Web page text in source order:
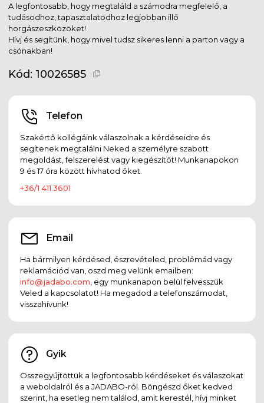
A legfontosabb, hogy megtaláld a számodra megfelelő, a
tudásodhoz, tapasztalatodhoz legjobban illő
horgászeszközöket!
Hívj és segítünk, hogy mivel tudsz sikeres lenni a parton vagy a
csónakban!
Kód: 10026585
Telefon
Szakértő kollégáink válaszolnak a kérdéseidre és
segítenek megtalálni Neked a személyre szabott
megoldást, felszerelést vagy kiegészítőt! Munkanapokon
9 és 17 óra között hívhatod őket.
+36/1 411 3601
Email
Ha bármilyen kérdésed, észrevételed, problémád vagy
reklamációd van, oszd meg velünk emailben:
info@jadabo.com , egy munkanapon belül felvesszük
Veled a kapcsolatot! Ha megadod a telefonszámodat,
visszahívunk!
Gyik
Összegyűjtöttük a legfontosabb kérdéseket és válaszokat
a weboldalról és a JADABO-ról. Böngészd őket kedved
szerint, ha esetleg nem találod, amit kerestél, hívj minket